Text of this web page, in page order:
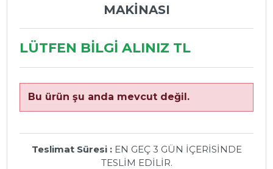
MAKİNASI
LÜTFEN BİLGİ ALINIZ TL
Bu ürün şu anda mevcut değil.
Teslimat Süresi : EN GEÇ 3 GÜN İÇERİSİNDE
TESLİM EDİLİR.